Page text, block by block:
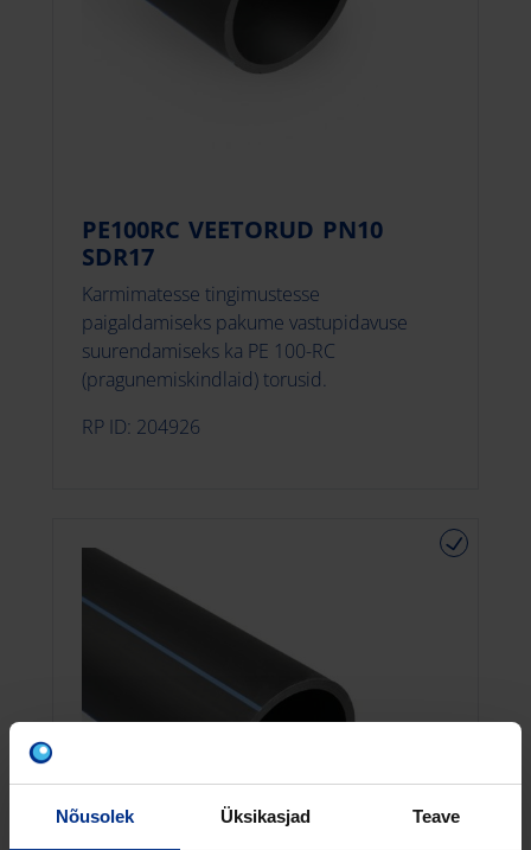
Nõusolek Üksikasjad Teave
PE100RC VEETORUD PN10
SDR17
Karmimatesse tingimustesse
paigaldamiseks pakume vastupidavuse
suurendamiseks ka PE 100-RC
(pragunemiskindlaid) torusid.
RP ID: 204926